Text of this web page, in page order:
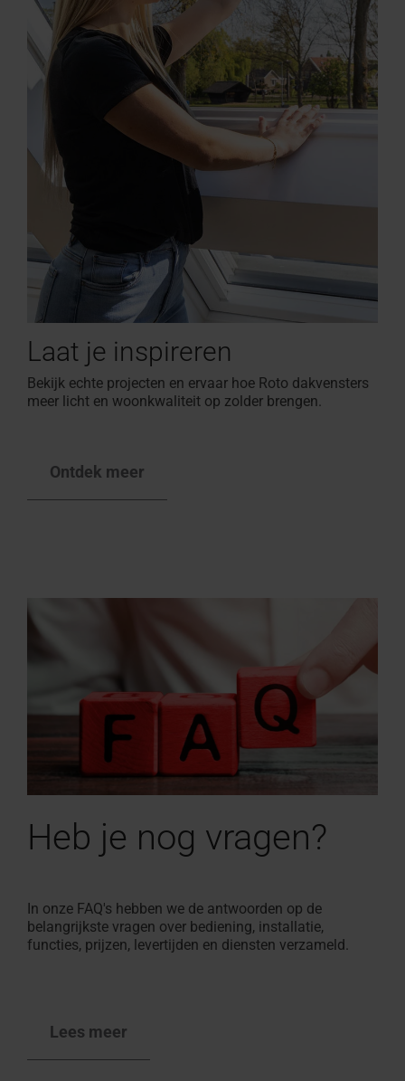
Laat je inspireren
Bekijk echte projecten en ervaar hoe Roto dakvensters
meer licht en woonkwaliteit op zolder brengen.
Ontdek meer
Heb je nog vragen?
In onze FAQ's hebben we de antwoorden op de
belangrijkste vragen over bediening, installatie,
functies, prijzen, levertijden en diensten verzameld.
Lees meer